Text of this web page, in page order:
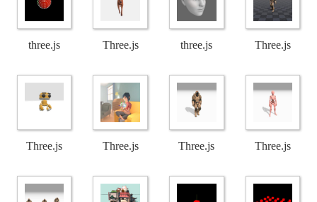
蒙皮动画
实例化演
版 - 面部形
变动画演
动画重定
向演示
动画重定
向技术演
three.js
WebGL -
变形目标
球体演示
Three.js
WebGL -
马的变形
目标动画
three.js
WebGL 三
维面部表
情变形目
Three.js
WebGL -
骨骼动画
行走演示
Three.js
WebGL -
Three.js
WebGL演
Three.js
WebGL -
Three.js
WebGL -